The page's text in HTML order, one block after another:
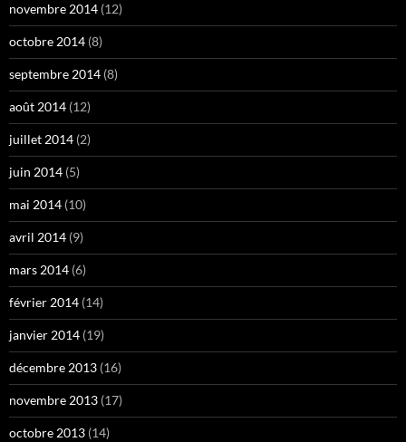
novembre 2014 (12)
octobre 2014 (8)
septembre 2014 (8)
août 2014 (12)
juillet 2014 (2)
juin 2014 (5)
mai 2014 (10)
avril 2014 (9)
mars 2014 (6)
février 2014 (14)
janvier 2014 (19)
décembre 2013 (16)
novembre 2013 (17)
octobre 2013 (14)